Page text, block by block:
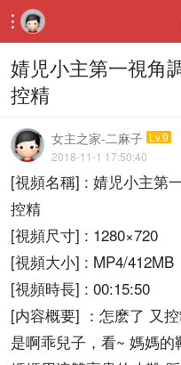

婧児小主第一視角
控精
女主之家-二麻子 Lv.9
2018-11-1 17:50:40
[視頻名稱] : 婧児小主第
控精
[視頻尺寸] : 1280×720
[視頻大小] : MP4/412MB
[視頻時長] : 00:15:50
[内容概要] ：怎麽了 又
是啊乖兒子，看~ 媽媽